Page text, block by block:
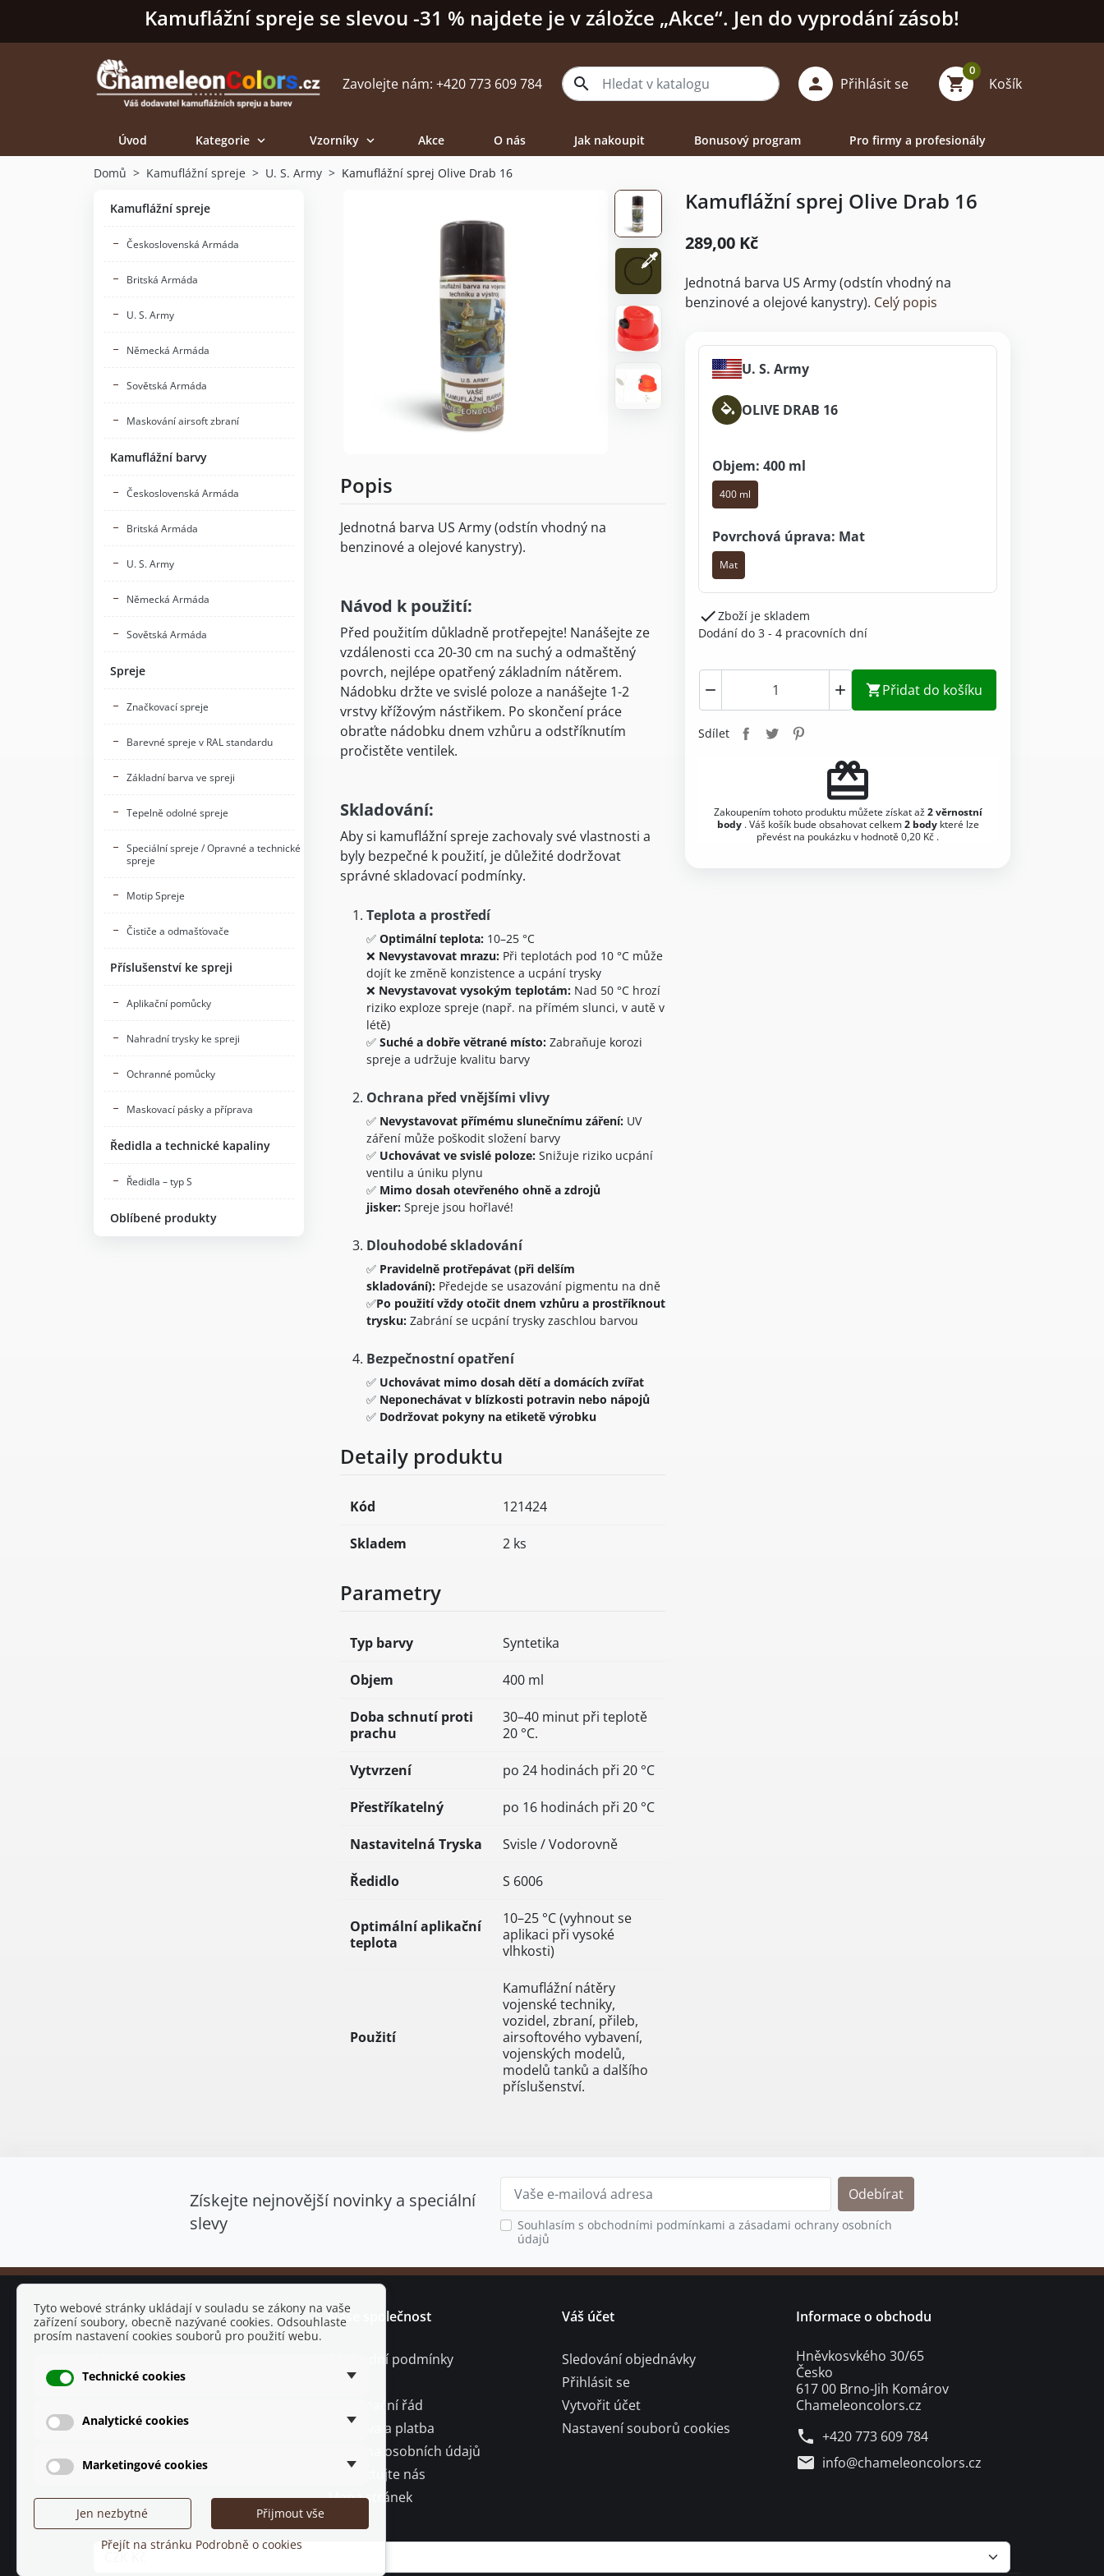
Kamuflážní spreje se slevou -31 % najdete je v záložce „Akce“. Jen do vyprodání zásob!
Zavolejte nám:+420 773 609 784   Přihlásit se shopping_cart Košík
0
Úvod Kategorie  Vzorníky  Akce O nás Jak nakoupit Bonusový program Pro firmy a profesionály
Domů Kamuflážní spreje U. S. Army Kamuflážní sprej Olive Drab 16
Kamuflážní spreje
Československá Armáda
Britská Armáda
U. S. Army
Německá Armáda
Sovětská Armáda
Maskování airsoft zbraní
Kamuflážní barvy
Československá Armáda
Britská Armáda
U. S. Army
Německá Armáda
Sovětská Armáda
Spreje
Značkovací spreje
Barevné spreje v RAL standardu
Základní barva ve spreji
Tepelně odolné spreje
Speciální spreje / Opravné a technické
spreje
Motip Spreje
Čističe a odmašťovače
Příslušenství ke spreji
Aplikační pomůcky
Nahradní trysky ke spreji
Ochranné pomůcky
Maskovací pásky a příprava
Ředidla a technické kapaliny
Ředidla – typ S
Oblíbené produkty
Kamuflážní sprej Olive Drab 16
289,00 Kč
Jednotná barva US Army (odstín vhodný na
benzinové a olejové kanystry). Celý popis
U. S. Army
OLIVE DRAB 16
Objem: 400 ml
400 ml
Povrchová úprava: Mat
Mat
Zboží je skladem
Dodání do 3 - 4 pracovních dní
  Přidat do košíku
Sdílet
redeem
Zakoupením tohoto produktu můžete získat až2věrnostní
body. Váš košík bude obsahovat celkem2bodykteré lze
převést na poukázku v hodnotě 0,20 Kč .
Popis
Jednotná barva US Army (odstín vhodný na
benzinové a olejové kanystry).
Návod k použití:
Před použitím důkladně protřepejte! Nanášejte ze
vzdálenosti cca 20-30 cm na suchý a odmaštěný
povrch, nejlépe opatřený základním nátěrem.
Nádobku držte ve svislé poloze a nanášejte 1-2
vrstvy křížovým nástřikem. Po skončení práce
obraťte nádobku dnem vzhůru a odstříknutím
pročistěte ventilek.
Skladování:
Aby si kamuflážní spreje zachovaly své vlastnosti a
byly bezpečné k použití, je důležité dodržovat
správné skladovací podmínky.
Teplota a prostředí
✅ Optimální teplota: 10–25 °C
❌ Nevystavovat mrazu: Při teplotách pod 10 °C může
dojít ke změně konzistence a ucpání trysky
❌ Nevystavovat vysokým teplotám: Nad 50 °C hrozí
riziko exploze spreje (např. na přímém slunci, v autě v
létě)
✅ Suché a dobře větrané místo: Zabraňuje korozi
spreje a udržuje kvalitu barvy
Ochrana před vnějšími vlivy
✅ Nevystavovat přímému slunečnímu záření: UV
záření může poškodit složení barvy
✅ Uchovávat ve svislé poloze: Snižuje riziko ucpání
ventilu a úniku plynu
✅ Mimo dosah otevřeného ohně a zdrojů
jisker: Spreje jsou hořlavé!
Dlouhodobé skladování
✅ Pravidelně protřepávat (při delším
skladování): Předejde se usazování pigmentu na dně
✅Po použití vždy otočit dnem vzhůru a prostříknout
trysku: Zabrání se ucpání trysky zaschlou barvou
Bezpečnostní opatření
✅ Uchovávat mimo dosah dětí a domácích zvířat
✅ Neponechávat v blízkosti potravin nebo nápojů
✅ Dodržovat pokyny na etiketě výrobku
Detaily produktu
Kód 121424
Skladem 2 ks
Parametry
Typ barvy Syntetika
Objem 400 ml
Doba schnutí proti
prachu
30–40 minut při teplotě
20 °C.
Vytvrzení po 24 hodinách při 20 °C
Přestříkatelný po 16 hodinách při 20 °C
Nastavitelná Tryska Svisle / Vodorovně
Ředidlo S 6006
Optimální aplikační
teplota
10–25 °C (vyhnout se
aplikaci při vysoké
vlhkosti)
Použití
Kamuflážní nátěry
vojenské techniky,
vozidel, zbraní, přileb,
airsoftového vybavení,
vojenských modelů,
modelů tanků a dalšího
příslušenství.
Získejte nejnovější novinky a speciální
slevy
Souhlasím s obchodními podmínkami a zásadami ochrany osobních
údajů
Produkty
Nové produkty
Naše společnost
Obchodní podmínky
O nás
Reklamační řád
Doprava a platba
Ochrana osobních údajů
Kontaktujte nás
Mapa stránek
Váš účet
Sledování objednávky
Přihlásit se
Vytvořit účet
Nastavení souborů cookies
Informace o obchodu
Hněvkosvkého 30/65
Česko
617 00 Brno-Jih Komárov
Chameleoncolors.cz
phone +420 773 609 784
mail info@chameleoncolors.cz
Tyto webové stránky ukládají v souladu se zákony na vaše
zařízení soubory, obecně nazývané cookies. Odsouhlaste
prosím nastavení cookies souborů pro použití webu.
Technické cookies
Analytické cookies
Marketingové cookies
Jen nezbytné
Přijmout vše
Přejít na stránku Podrobně o cookies